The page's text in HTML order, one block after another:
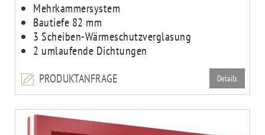
Mehrkammersystem
Bautiefe 82 mm
3 Scheiben-Wärmeschutzverglasung
2 umlaufende Dichtungen
PRODUKTANFRAGE
Details